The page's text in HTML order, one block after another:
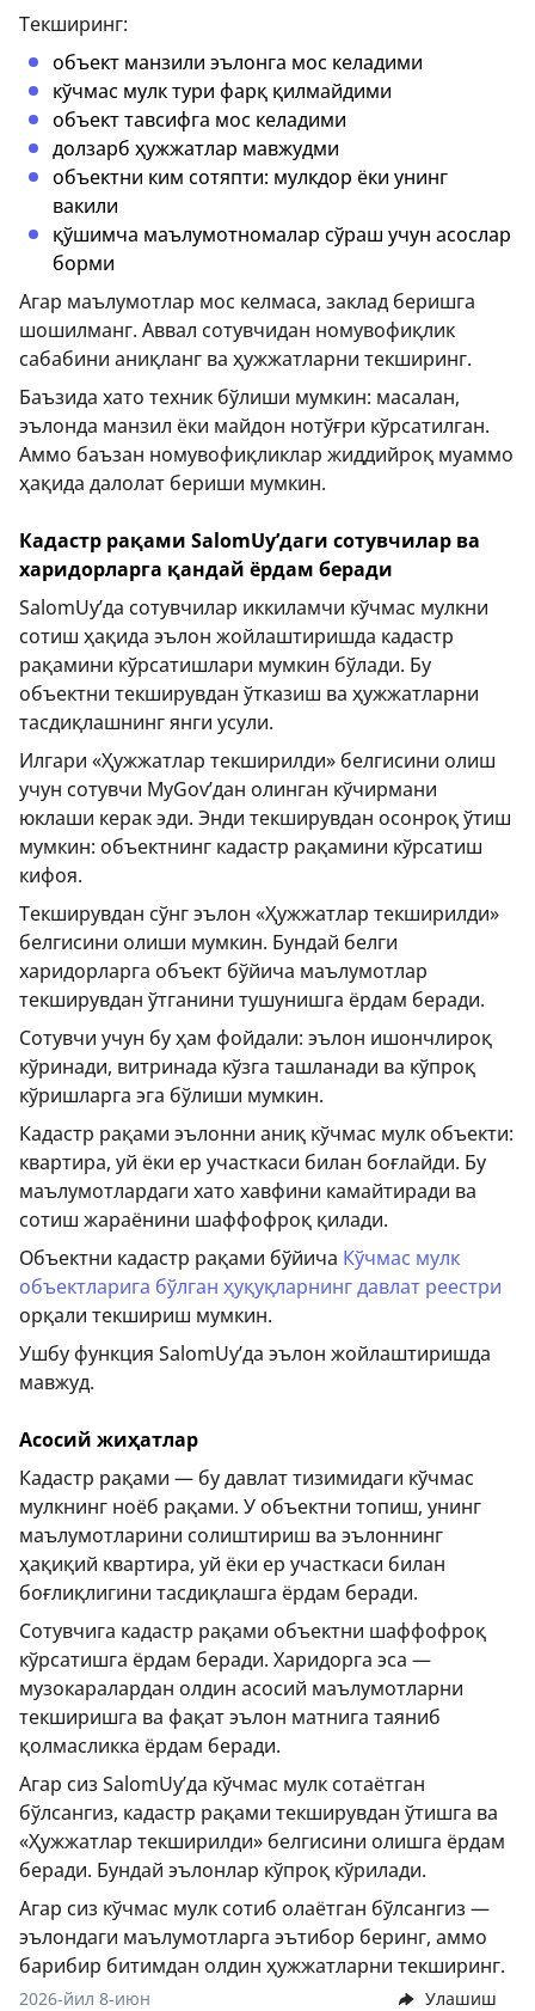
Текширинг:
объект манзили эълонга мос келадими
кўчмас мулк тури фарқ қилмайдими
объект тавсифга мос келадими
долзарб ҳужжатлар мавжудми
объектни ким сотяпти: мулкдор ёки унинг
вакили
қўшимча маълумотномалар сўраш учун асослар
борми
Агар маълумотлар мос келмаса, заклад беришга
шошилманг. Аввал сотувчидан номувофиқлик
сабабини аниқланг ва ҳужжатларни текширинг.
Баъзида хато техник бўлиши мумкин: масалан,
эълонда манзил ёки майдон нотўғри кўрсатилган.
Аммо баъзан номувофиқликлар жиддийроқ муаммо
ҳақида далолат бериши мумкин.
Кадастр рақами SalomUy’даги сотувчилар ва
харидорларга қандай ёрдам беради
SalomUy’да сотувчилар иккиламчи кўчмас мулкни
сотиш ҳақида эълон жойлаштиришда кадастр
рақамини кўрсатишлари мумкин бўлади. Бу
объектни текширувдан ўтказиш ва ҳужжатларни
тасдиқлашнинг янги усули.
Илгари «Ҳужжатлар текширилди» белгисини олиш
учун сотувчи MyGov’дан олинган кўчирмани
юклаши керак эди. Энди текширувдан осонроқ ўтиш
мумкин: объектнинг кадастр рақамини кўрсатиш
кифоя.
Текширувдан сўнг эълон «Ҳужжатлар текширилди»
белгисини олиши мумкин. Бундай белги
харидорларга объект бўйича маълумотлар
текширувдан ўтганини тушунишга ёрдам беради.
Сотувчи учун бу ҳам фойдали: эълон ишончлироқ
кўринади, витринада кўзга ташланади ва кўпроқ
кўришларга эга бўлиши мумкин.
Кадастр рақами эълонни аниқ кўчмас мулк объекти:
квартира, уй ёки ер участкаси билан боғлайди. Бу
маълумотлардаги хато хавфини камайтиради ва
сотиш жараёнини шаффофроқ қилади.
Объектни кадастр рақами бўйича Кўчмас мулк
объектларига бўлган ҳуқуқларнинг давлат реестри
орқали текшириш мумкин.
Ушбу функция SalomUy’да эълон жойлаштиришда
мавжуд.
Асосий жиҳатлар
Кадастр рақами — бу давлат тизимидаги кўчмас
мулкнинг ноёб рақами. У объектни топиш, унинг
маълумотларини солиштириш ва эълоннинг
ҳақиқий квартира, уй ёки ер участкаси билан
боғлиқлигини тасдиқлашга ёрдам беради.
Сотувчига кадастр рақами объектни шаффофроқ
кўрсатишга ёрдам беради. Харидорга эса —
музокаралардан олдин асосий маълумотларни
текширишга ва фақат эълон матнига таяниб
қолмасликка ёрдам беради.
Агар сиз SalomUy’да кўчмас мулк сотаётган
бўлсангиз, кадастр рақами текширувдан ўтишга ва
«Ҳужжатлар текширилди» белгисини олишга ёрдам
беради. Бундай эълонлар кўпроқ кўрилади.
Агар сиз кўчмас мулк сотиб олаётган бўлсангиз —
эълондаги маълумотларга эътибор беринг, аммо
барибир битимдан олдин ҳужжатларни текширинг.
2026-йил 8-июн Улашиш